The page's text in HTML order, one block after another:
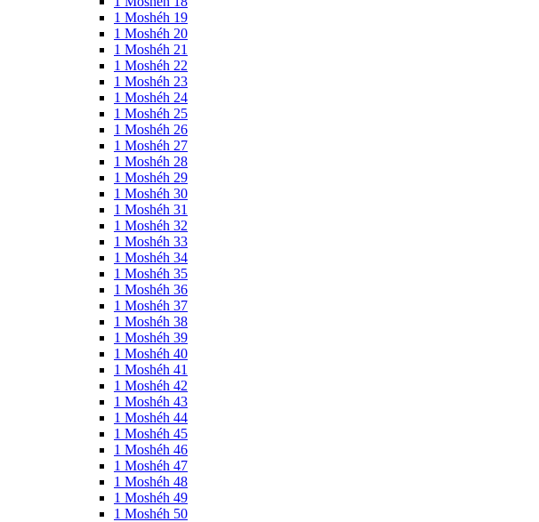
1 Moshéh 19
1 Moshéh 20
1 Moshéh 21
1 Moshéh 22
1 Moshéh 23
1 Moshéh 24
1 Moshéh 25
1 Moshéh 26
1 Moshéh 27
1 Moshéh 28
1 Moshéh 29
1 Moshéh 30
1 Moshéh 31
1 Moshéh 32
1 Moshéh 33
1 Moshéh 34
1 Moshéh 35
1 Moshéh 36
1 Moshéh 37
1 Moshéh 38
1 Moshéh 39
1 Moshéh 40
1 Moshéh 41
1 Moshéh 42
1 Moshéh 43
1 Moshéh 44
1 Moshéh 45
1 Moshéh 46
1 Moshéh 47
1 Moshéh 48
1 Moshéh 49
1 Moshéh 50